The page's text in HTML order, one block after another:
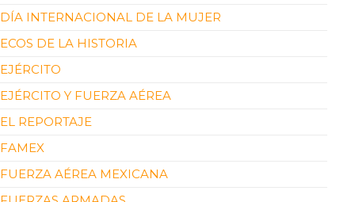
DÍA INTERNACIONAL DE LA MUJER
ECOS DE LA HISTORIA
EJÉRCITO
EJÉRCITO Y FUERZA AÉREA
EL REPORTAJE
FAMEX
FUERZA AÉREA MEXICANA